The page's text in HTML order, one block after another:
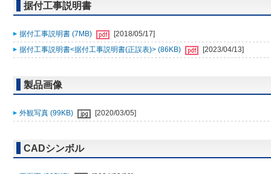
据付工事説明書
据付工事説明書 (7MB)
[2018/05/17]
据付工事説明書<据付工事説明書(正誤表)> (86KB)
[2023/04/13]
製品画像
外観写真 (99KB) [2020/03/05]
CADシンボル